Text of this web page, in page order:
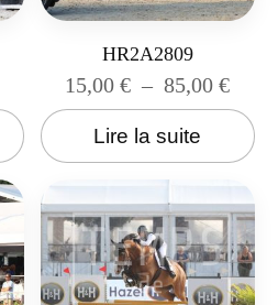
HR2A2809
15,00€ – 85,00€
Lire la suite